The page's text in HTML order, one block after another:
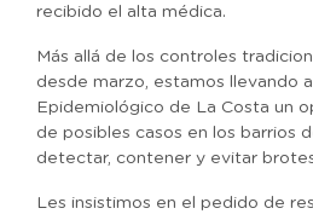
recibido el alta médica.
Más allá de los controles
desde marzo, estamos llevando
Epidemiológico de La Costa un
de posibles casos en los barrios
detectar, contener y evitar
Les insistimos en el pedido de